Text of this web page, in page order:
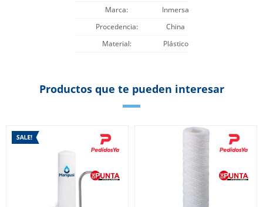
Marca
Inmersa
Procedencia
China
Material
Plástico
Productos que te pueden interesar